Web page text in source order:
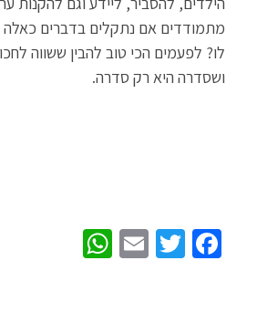
מתמודדים אם נתקלים בדברים
לו? לפעמים הכי טוב להבין ששווה
ושסדרה היא רק סדרה.
Fa
T
E